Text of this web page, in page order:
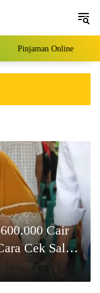
Pinjaman Online
Cair
Cek Saldo